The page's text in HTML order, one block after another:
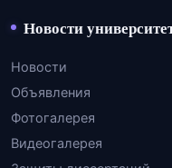
Новости
Новости
Объявления
Фотогалерея
Видеогалерея